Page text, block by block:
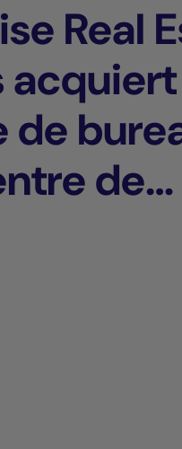
Real
de
de